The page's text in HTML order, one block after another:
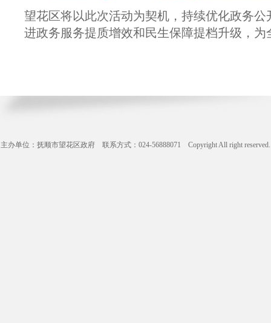
望花区将以此次活动为契机，持续优化政务
进政务服务提质增效和民生保障提档升级，
主办单位：抚顺市望花区政府 联系方式：024-56888071 Copyright All right